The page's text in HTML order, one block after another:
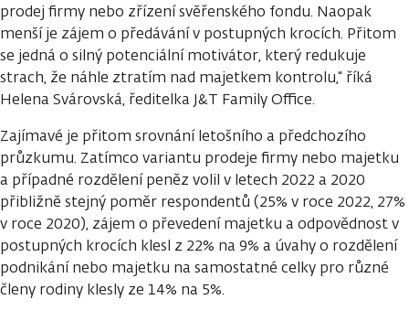
prodej firmy nebo zřízení svěřenského fondu. Naopak
menší je zájem o předávání v postupných krocích. Přitom
se jedná o silný potenciální motivátor, který redukuje
strach, že náhle ztratím nad majetkem kontrolu,“ říká
Helena Svárovská, ředitelka J&T Family Office.
Zajímavé je přitom srovnání letošního a předchozího
průzkumu. Zatímco variantu prodeje firmy nebo majetku
a případné rozdělení peněz volil v letech 2022 a 2020
přibližně stejný poměr respondentů (25% v roce 2022, 27%
v roce 2020), zájem o převedení majetku a odpovědnost v
postupných krocích klesl z 22% na 9% a úvahy o rozdělení
podnikání nebo majetku na samostatné celky pro různé
členy rodiny klesly ze 14% na 5%.